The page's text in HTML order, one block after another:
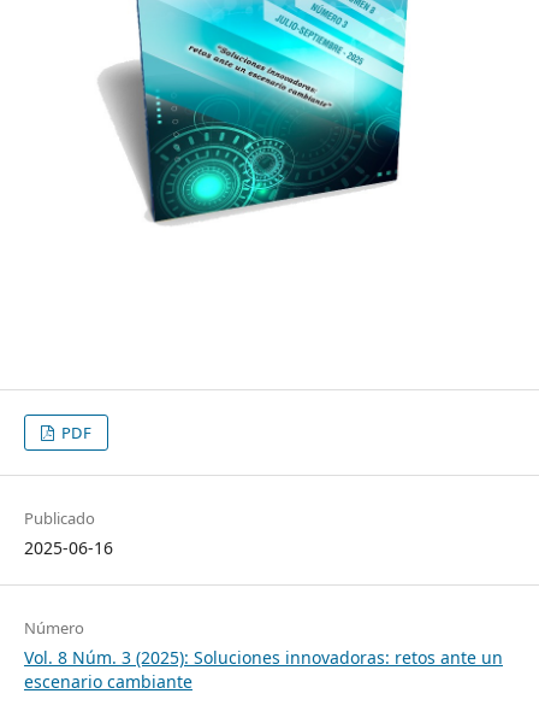
PDF
Publicado
2025-06-16
Número
Vol. 8 Núm. 3 (2025): Soluciones innovadoras: retos ante un
escenario cambiante